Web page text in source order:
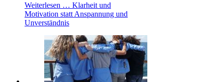
Weiterlesen … Klarheit und
Motivation statt Anspannung und
Unverständnis